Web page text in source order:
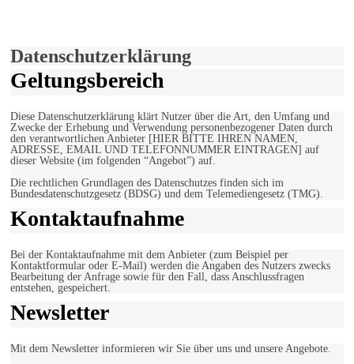
Datenschutzerklärung
Geltungsbereich
Diese Datenschutzerklärung klärt Nutzer über die Art, den Umfang und
Zwecke der Erhebung und Verwendung personenbezogener Daten durch
den verantwortlichen Anbieter [HIER BITTE IHREN NAMEN,
ADRESSE, EMAIL UND TELEFONNUMMER EINTRAGEN] auf
dieser Website (im folgenden “Angebot”) auf.
Die rechtlichen Grundlagen des Datenschutzes finden sich im
Bundesdatenschutzgesetz (BDSG) und dem Telemediengesetz (TMG).
Kontaktaufnahme
Bei der Kontaktaufnahme mit dem Anbieter (zum Beispiel per
Kontaktformular oder E-Mail) werden die Angaben des Nutzers zwecks
Bearbeitung der Anfrage sowie für den Fall, dass Anschlussfragen
entstehen, gespeichert.
Newsletter
Mit dem Newsletter informieren wir Sie über uns und unsere Angebote.